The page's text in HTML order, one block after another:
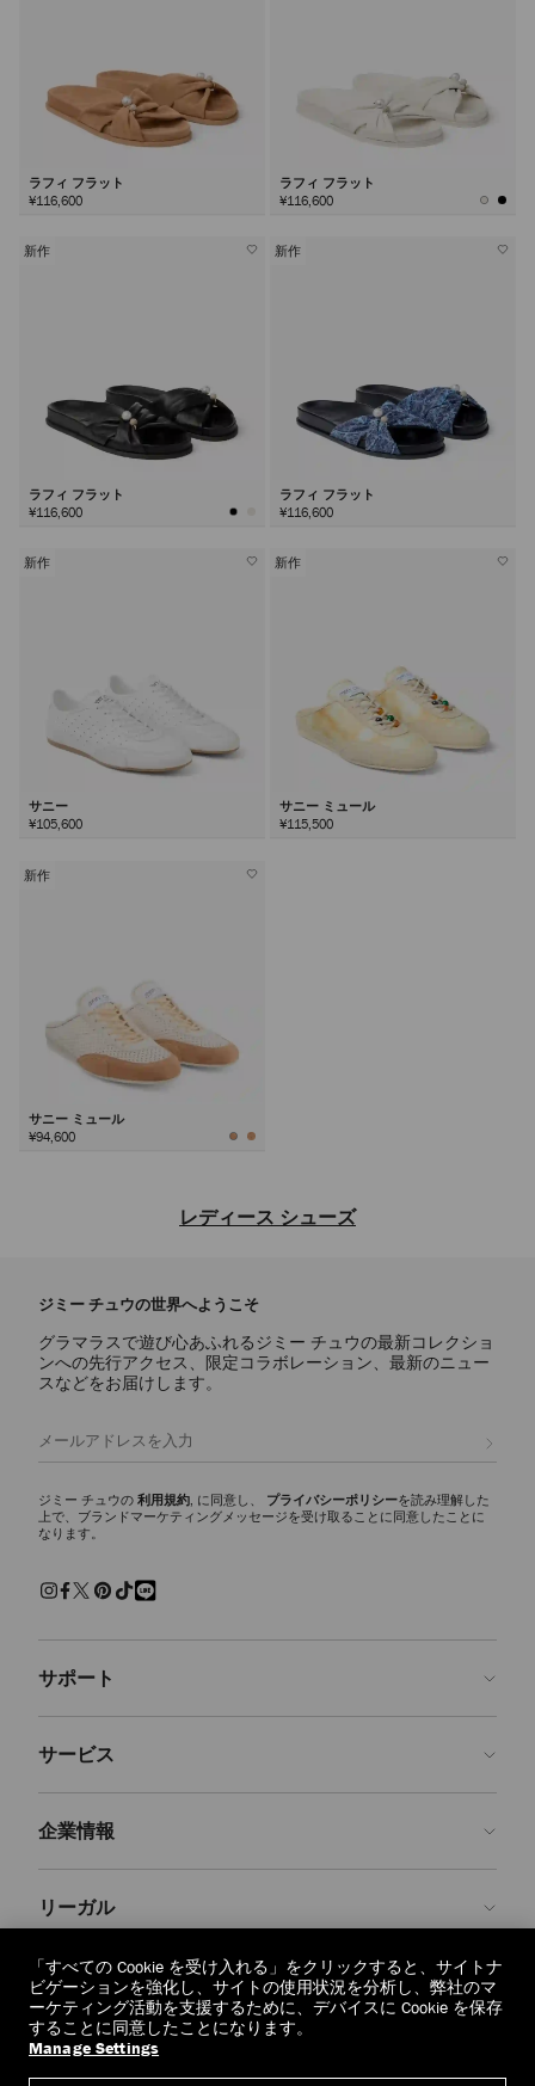
ラフィ フラット
¥116,600
ラフィ フラット
¥116,600
新作
ラフィ フラット
¥116,600
新作
ラフィ フラット
¥116,600
新作
サニー
¥105,600
新作
サニー ミュール
¥115,500
新作
サニー ミュール
¥94,600
レディース シューズ
イリー使いのアイコンからステートメントスタイルまで、あらゆるシー
ンに映えるラグジュアリーなレディース シューズのご紹介。
パンプス
スカーレットに代表されるシグネチャーパンプスには、ナッパレザーか
レザー仕上げを使用しています。どんなワードローブにもエレガンスと
多彩な魅力を添える、モダンなシルエットをご覧ください。
スリッパ
エリオットスリッパ ファミリーは、多彩な彫刻的シルエットが印象的
で、ディテールにシグネチャーなハードウェアをあしらいました。 洗
現代的なクラフツマンシップを兼ね備えた、エフォートレスで魅力ある
パール、クリスタルで装飾を施し、モダンなアクセントを添えた、美し
ルに気取らないフラットシューズ、どの1足を選んでも、存在感を放
スニーカー
なラグジュアリーを再定義します。 ステートメントなソールからミニ
ブーツ
た、クラシックなアンクルブーツやニーハイブーツをご紹介します。
実用性と華やかさが調和したデザインは、シーズンを重ねても色褪せな
いように仕立てられています。
ジミー チュウの世界へようこそ
グラマラスで遊び心あふれるジミー チュウの最新コレクショ
ンへの先行アクセス、限定コラボレーション、最新のニュー
スなどをお届けします。
ジミー チュウの 利用規約, に同意し、 プライバシーポリシーを読み理解した
上で、ブランドマーケティングメッセージを受け取ることに同意したことに
なります。
サポート
よくあるご質問
返品を申請
配送
交換・返品
サービス
Made-to-Order
保証
企業情報
ブランドの歴史
JC World
社会への貢献
私たちの責任
クラフツマンシップ
リーガル
プライバシーポリシー
利用規約
忘れられる権利
個人情報開示請求フォーム
regionselector.country. (€)
「すべての Cookie を受け入れる」をクリックすると、サイトナ
ビゲーションを強化し、サイトの使用状況を分析し、弊社のマ
ーケティング活動を支援するために、デバイスに Cookie を保存
することに同意したことになります。
Manage Settings